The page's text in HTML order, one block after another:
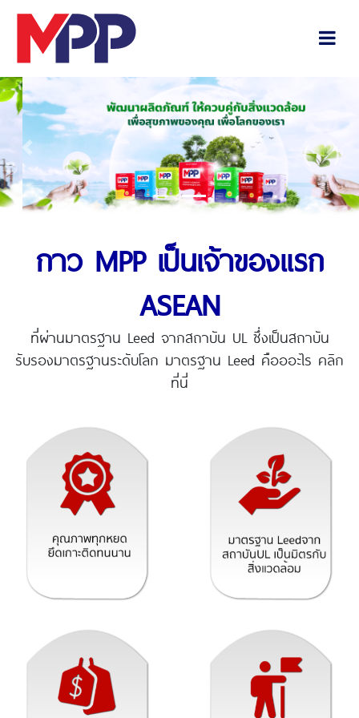
Previous Next
กาว MPP เป็นเจ้าของแรก
ASEAN
ที่ผ่านมาตรฐาน Leed จากสถาบัน UL ซึ่งเป็นสถาบัน
รับรองมาตรฐานระดับโลก มาตรฐาน Leed คือออะไร คลิก
ที่นี่